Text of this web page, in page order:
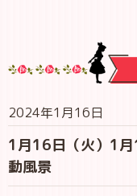
2024年1月16日
1月16日（火）1
動風景